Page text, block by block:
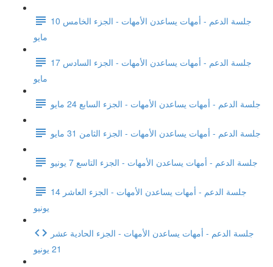
جلسة الدعم - أمهات يساعدن الأمهات - الجزء الخامس 10
مايو
جلسة الدعم - أمهات يساعدن الأمهات - الجزء السادس 17
مايو
جلسة الدعم - أمهات يساعدن الأمهات - الجزء السابع 24 مايو
جلسة الدعم - أمهات يساعدن الأمهات - الجزء الثامن 31 مايو
جلسة الدعم - أمهات يساعدن الأمهات - الجزء التاسع 7 يونيو
جلسة الدعم - أمهات يساعدن الأمهات - الجزء العاشر 14
يونيو
جلسة الدعم - أمهات يساعدن الأمهات - الجزء الحادية عشر
21 يونيو